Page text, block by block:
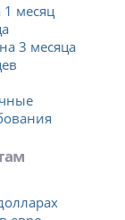
месяц
3 месяца